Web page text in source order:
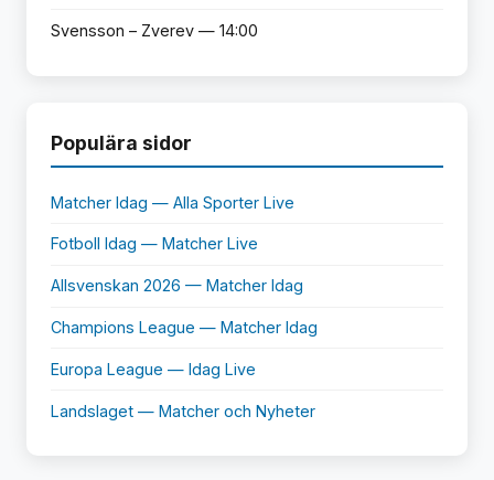
Svensson – Zverev — 14:00
Populära sidor
Matcher Idag — Alla Sporter Live
Fotboll Idag — Matcher Live
Allsvenskan 2026 — Matcher Idag
Champions League — Matcher Idag
Europa League — Idag Live
Landslaget — Matcher och Nyheter